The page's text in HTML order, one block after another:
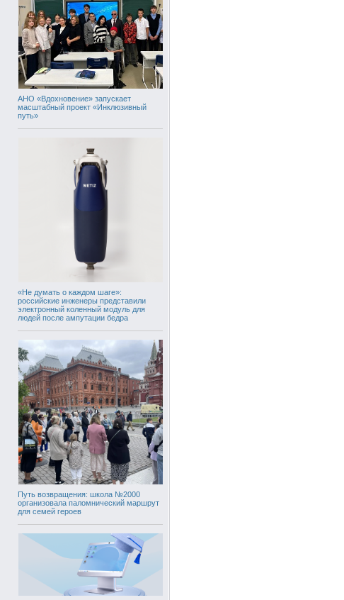
АНО «Вдохновение» запускает
масштабный проект «Инклюзивный
путь»
«Не думать о каждом шаге»:
российские инженеры представили
электронный коленный модуль для
людей после ампутации бедра
Путь возвращения: школа №2000
организовала паломнический маршрут
для семей героев